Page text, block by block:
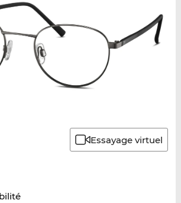
Essayage virtuel